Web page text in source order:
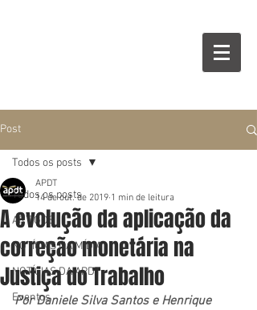
Post
Todos os posts
ARTIGOS
NOTÍCIAS NA MÍDIA
NOTÍCIAS DA APDT
Eventos
Todos os posts
A evolução da aplicação da
correção monetária na
Justiça do Trabalho
APDT
14 de out. de 2019 1 min de leitura
Por Daniele Silva Santos e Henrique